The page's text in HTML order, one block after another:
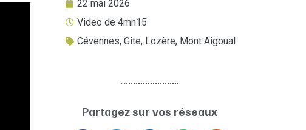
22 mai 2026
Video de 4mn15
Cévennes, Gîte, Lozère, Mont Aigoual
Partagez sur vos réseaux